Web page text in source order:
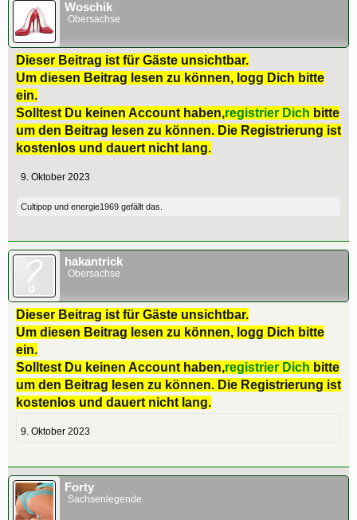
Woschik
Obersachse
Dieser Beitrag ist für Gäste unsichtbar.
Um diesen Beitrag lesen zu können, logg Dich bitte
ein.
Solltest Du keinen Account haben,registrier Dich bitte
um den Beitrag lesen zu können. Die Registrierung ist
kostenlos und dauert nicht lang.
9. Oktober 2023
Cultipop und energie1969 gefällt das.
hakantrick
Obersachse
Dieser Beitrag ist für Gäste unsichtbar.
Um diesen Beitrag lesen zu können, logg Dich bitte
ein.
Solltest Du keinen Account haben,registrier Dich bitte
um den Beitrag lesen zu können. Die Registrierung ist
kostenlos und dauert nicht lang.
9. Oktober 2023
Forty
Sachsenlegende